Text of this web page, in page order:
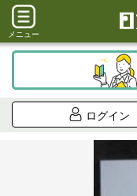
メニュー
ログイン